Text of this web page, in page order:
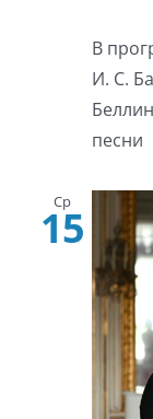
В
И. С.
песни
Ср
15